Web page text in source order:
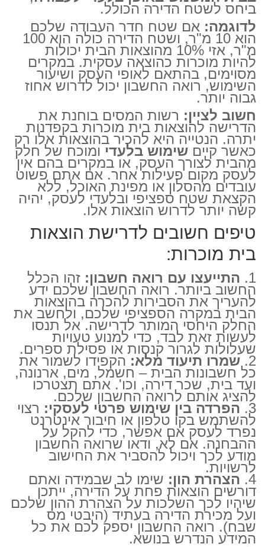
ביחס לשטח הדירה הכולל.
לדוגמה: אם שטח חדר העבודה שלכם
הוא 10 מ"ר, ושטח הדירה כולה הוא 100
מ"ר, אזי 10% מהוצאות הבית יכולות
להיות מוכרות כהוצאה עסקית. במקרים
מסוימים, בהתאם לאופי העסק ושיעור
השימוש, רואה החשבון יכול לדרוש אחוז
גבוה יותר.
חשוב לציין: רשות המסים בוחנת את
הדרישה להוצאות בית מוכרות בקפדנות
יתרה. הנטייה היא להכיר בהוצאות אלו רק
כאשר קיים שימוש בלעדי ומוכח של חלק
מהבית לצורך העסק, או במקרים בהם אין
לעסק מקום פעילות אחר. אם אתם פשוט
עובדים מהסלון או מפינת האוכל, ללא
הקצאת שטח ספציפי ובלעדי לעסק, יהיה
קשה יותר לדרוש הוצאות אלו.
טיפים חשובים לדרישת הוצאות
בית מוכרות:
התייעצו עם רואה חשבון: זהו הכלל
החשוב ביותר. רואה החשבון שלכם ידע
להעריך את הסבירות להכרה בהוצאות
הבית במקרה הספציפי שלכם, ולחשב את
החלק היחסי המותר לדרישה. אל תנסו
לעשות זאת לבד, כדי למנוע טעויות
שעלולות לגרור קנסות או פסילת ספרים.
שמרו תיעוד מלא: הקפידו לשמור את
כל חשבונות הבית – חשמל, מים, ארנונה,
ועד בית, שכר דירה, וכו'. אתם תצטרכו
להציג אותם לרואה החשבון שלכם.
הפרדה בין שימוש פרטי לעסקי: רצוי
להשתמש בקו טלפון או חיבור אינטרנט
נפרד לעסק אם אפשר, כדי להקל על
ההבחנה. אם לא, ודאו שרואה החשבון
מודע לכך ויכול להסביר את החישוב
לרשויות.
הצהרת הון: שימו לב שבמידה ואתם
דורשים הוצאות פחת על הדירה, ייתכן
שיהיו לכך השלכות על הצהרת ההון שלכם
ועל מכירת הדירה בעתיד (היבטי מס
שבח). רואה החשבון יספק לכם את כל
המידע הנדרש בנושא.